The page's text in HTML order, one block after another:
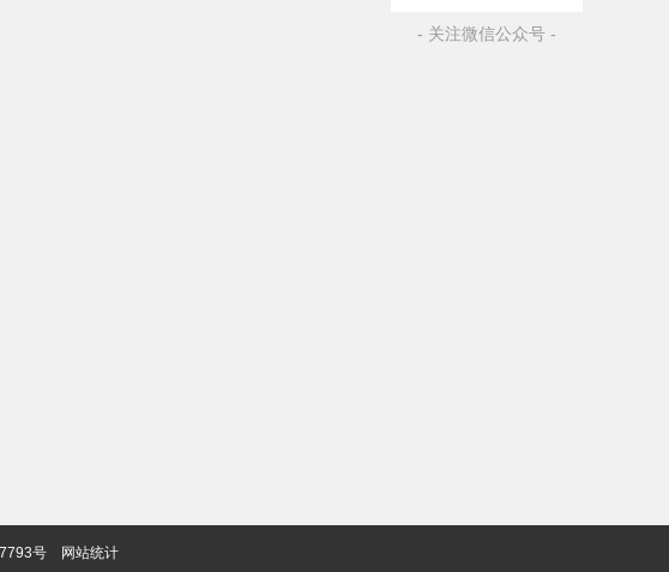
- 关注微信公众号 -
号 网站统计